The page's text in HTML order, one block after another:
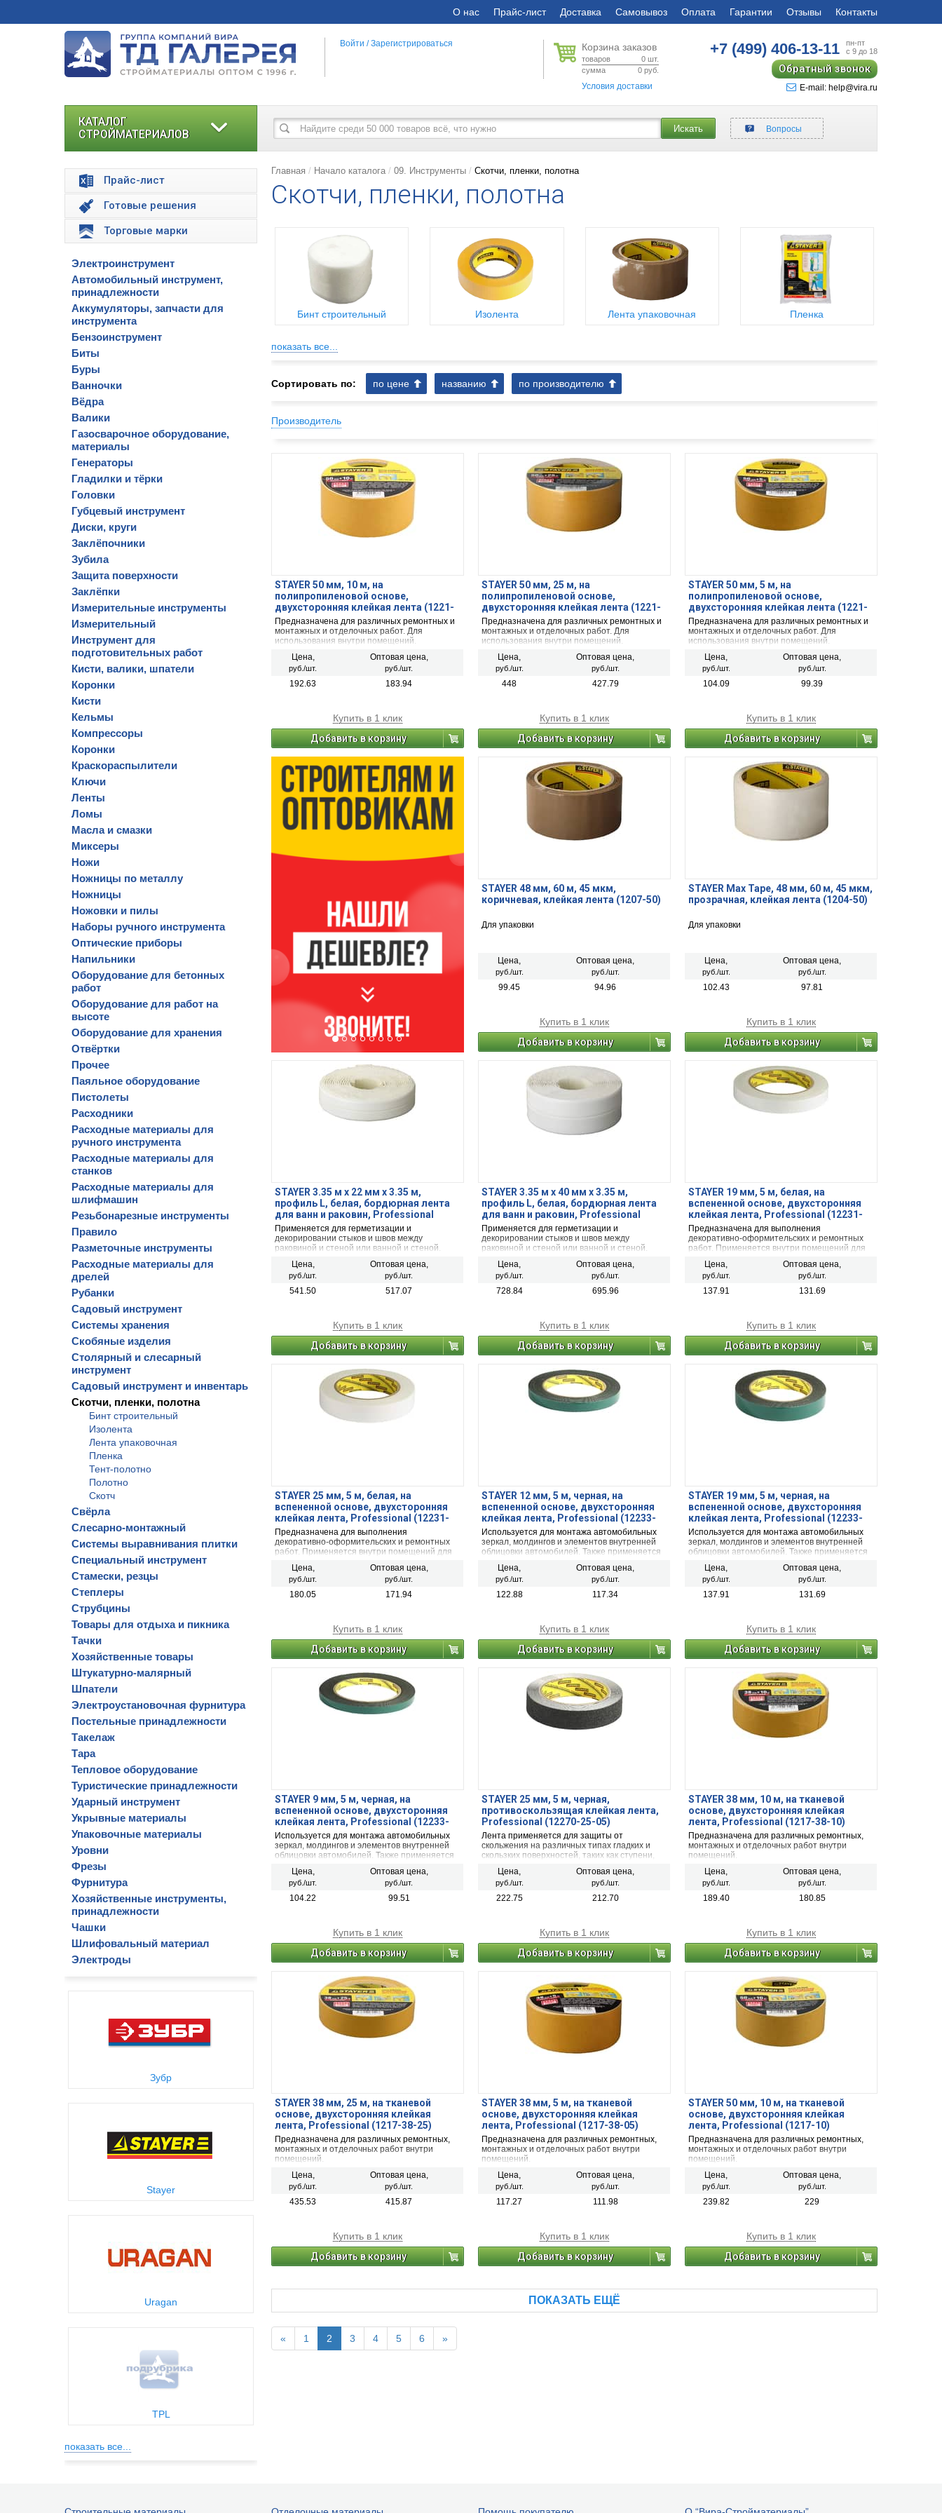
О нас Прайс-лист Доставка Самовывоз Оплата Гарантии Отзывы Контакты
Корзина заказов
товаров 0 шт.
сумма
0 руб.
Условия доставки
+7 (499)406-13-11
пн-пт
с 9 до 18
Обратный звонок
E-mail: help@vira.ru
Войти /Зарегистрироваться
КАТАЛОГ
СТРОЙМАТЕРИАЛОВ
Прайс-лист
Готовые решения
Торговые марки
Электроинструмент
Автомобильный инструмент,
принадлежности
Аккумуляторы, запчасти для
инструмента
Бензоинструмент
Биты
Буры
Ванночки
Вёдра
Валики
Газосварочное оборудование,
материалы
Генераторы
Гладилки и тёрки
Головки
Губцевый инструмент
Диски, круги
Заклёпочники
Зубила
Защита поверхности
Заклёпки
Измерительные инструменты
Измерительный
Инструмент для
подготовительных работ
Кисти, валики, шпатели
Коронки
Кисти
Кельмы
Компрессоры
Коронки
Краскораспылители
Ключи
Ленты
Ломы
Масла и смазки
Миксеры
Ножи
Ножницы по металлу
Ножницы
Ножовки и пилы
Наборы ручного инструмента
Оптические приборы
Напильники
Оборудование для бетонных
работ
Оборудование для работ на
высоте
Оборудование для хранения
Отвёртки
Прочее
Паяльное оборудование
Пистолеты
Расходники
Расходные материалы для
ручного инструмента
Расходные материалы для
станков
Расходные материалы для
шлифмашин
Резьбонарезные инструменты
Правило
Разметочные инструменты
Расходные материалы для
дрелей
Рубанки
Садовый инструмент
Системы хранения
Скобяные изделия
Столярный и слесарный
инструмент
Садовый инструмент и инвентарь
Скотчи, пленки, полотна
Бинт строительный
Изолента
Лента упаковочная
Пленка
Тент-полотно
Полотно
Скотч
Свёрла
Слесарно-монтажный
Системы выравнивания плитки
Специальный инструмент
Стамески, резцы
Степлеры
Струбцины
Товары для отдыха и пикника
Тачки
Хозяйственные товары
Штукатурно-малярный
Шпатели
Электроустановочная фурнитура
Постельные принадлежности
Такелаж
Тара
Тепловое оборудование
Туристические принадлежности
Ударный инструмент
Укрывные материалы
Упаковочные материалы
Уровни
Фрезы
Фурнитура
Хозяйственные инструменты,
принадлежности
Чашки
Шлифовальный материал
Электроды
Зубр
Stayer
Uragan
TPL
показать все...
Искать Вопросы
Главная Начало каталога 09. Инструменты Скотчи, пленки, полотна
Скотчи, пленки, полотна
Бинт строительный Изолента Лента упаковочная Пленка
показать все...
Сортировать по: по цене названию по производителю
Производитель
STAYER 50 мм, 10 м, на
полипропиленовой основе,
двухсторонняя клейкая лента (1221-
50-10)
Предназначена для различных ремонтных и
монтажных и отделочных работ. Для
использования внутри помещений.
Цена,
руб./шт.
Оптовая цена,
руб./шт.
192.63 183.94
Купить в 1 клик
Добавить в корзину
STAYER 50 мм, 25 м, на
полипропиленовой основе,
двухсторонняя клейкая лента (1221-
50-25)
Предназначена для различных ремонтных и
монтажных и отделочных работ. Для
использования внутри помещений.
Цена,
руб./шт.
Оптовая цена,
руб./шт.
448 427.79
Купить в 1 клик
Добавить в корзину
STAYER 50 мм, 5 м, на
полипропиленовой основе,
двухсторонняя клейкая лента (1221-
50-05)
Предназначена для различных ремонтных и
монтажных и отделочных работ. Для
использования внутри помещений.
Цена,
руб./шт.
Оптовая цена,
руб./шт.
104.09 99.39
Купить в 1 клик
Добавить в корзину
STAYER 48 мм, 60 м, 45 мкм,
коричневая, клейкая лента (1207-50)
Для упаковки
Цена,
руб./шт.
Оптовая цена,
руб./шт.
99.45 94.96
Купить в 1 клик
Добавить в корзину
STAYER Max Tape, 48 мм, 60 м, 45 мкм,
прозрачная, клейкая лента (1204-50)
Для упаковки
Цена,
руб./шт.
Оптовая цена,
руб./шт.
102.43 97.81
Купить в 1 клик
Добавить в корзину
STAYER 3.35 м х 22 мм х 3.35 м,
профиль L, белая, бордюрная лента
для ванн и раковин, Professional
(12341-11-11)
Применяется для герметизации и
декорировании стыков и швов между
раковиной и стеной или ванной и стеной.
Цена,
руб./шт.
Оптовая цена,
руб./шт.
541.50 517.07
Купить в 1 клик
Добавить в корзину
STAYER 3.35 м x 40 мм x 3.35 м,
профиль L, белая, бордюрная лента
для ванн и раковин, Professional
(12341-20-20)
Применяется для герметизации и
декорировании стыков и швов между
раковиной и стеной или ванной и стеной.
Цена,
руб./шт.
Оптовая цена,
руб./шт.
728.84 695.96
Купить в 1 клик
Добавить в корзину
STAYER 19 мм, 5 м, белая, на
вспененной основе, двухсторонняя
клейкая лента, Professional (12231-
19-05)
Предназначена для выполнения
декоративно-оформительских и ремонтных
работ. Применяется внутри помещений для
рамок, бордюров,табличек, плакатов и т.д.
Цена,
руб./шт.
Оптовая цена,
руб./шт.
137.91 131.69
Купить в 1 клик
Добавить в корзину
STAYER 25 мм, 5 м, белая, на
вспененной основе, двухсторонняя
клейкая лента, Professional (12231-
25-05)
Предназначена для выполнения
декоративно-оформительских и ремонтных
работ. Применяется внутри помещений для
рамок, бордюров,табличек, плакатов и т.д.
Цена,
руб./шт.
Оптовая цена,
руб./шт.
180.05 171.94
Купить в 1 клик
Добавить в корзину
STAYER 12 мм, 5 м, черная, на
вспененной основе, двухсторонняя
клейкая лента, Professional (12233-
12-05)
Используется для монтажа автомобильных
зеркал, молдингов и элементов внутренней
облицовки автомобилей. Также применяется
подверженных вибрационным нагрузкам и
сдвигам, например, настенных держателей,
вешалок и крючков.
Цена,
руб./шт.
Оптовая цена,
руб./шт.
122.88 117.34
Купить в 1 клик
Добавить в корзину
STAYER 19 мм, 5 м, черная, на
вспененной основе, двухсторонняя
клейкая лента, Professional (12233-
19-05)
Используется для монтажа автомобильных
зеркал, молдингов и элементов внутренней
облицовки автомобилей. Также применяется
подверженных вибрационным нагрузкам и
сдвигам, например, настенных держателей,
вешалок и крючков.
Цена,
руб./шт.
Оптовая цена,
руб./шт.
137.91 131.69
Купить в 1 клик
Добавить в корзину
STAYER 9 мм, 5 м, черная, на
вспененной основе, двухсторонняя
клейкая лента, Professional (12233-
09-05)
Используется для монтажа автомобильных
зеркал, молдингов и элементов внутренней
облицовки автомобилей. Также применяется
подверженных вибрационным нагрузкам и
сдвигам, например, настенных держателей,
вешалок и крючков.
Цена,
руб./шт.
Оптовая цена,
руб./шт.
104.22 99.51
Купить в 1 клик
Добавить в корзину
STAYER 25 мм, 5 м, черная,
противоскользящая клейкая лента,
Professional (12270-25-05)
Лента применяется для защиты от
скольжения на различных типах гладких и
скользких поверхностей, таких как ступени,
лакированное и окрашенное дерево и т.д.
Цена,
руб./шт.
Оптовая цена,
руб./шт.
222.75 212.70
Купить в 1 клик
Добавить в корзину
STAYER 38 мм, 10 м, на тканевой
основе, двухсторонняя клейкая
лента, Professional (1217-38-10)
Предназначена для различных ремонтных,
монтажных и отделочных работ внутри
помещений.
Цена,
руб./шт.
Оптовая цена,
руб./шт.
189.40 180.85
Купить в 1 клик
Добавить в корзину
STAYER 38 мм, 25 м, на тканевой
основе, двухсторонняя клейкая
лента, Professional (1217-38-25)
Предназначена для различных ремонтных,
монтажных и отделочных работ внутри
помещений.
Цена,
руб./шт.
Оптовая цена,
руб./шт.
435.53 415.87
Купить в 1 клик
Добавить в корзину
STAYER 38 мм, 5 м, на тканевой
основе, двухсторонняя клейкая
лента, Professional (1217-38-05)
Предназначена для различных ремонтных,
монтажных и отделочных работ внутри
помещений.
Цена,
руб./шт.
Оптовая цена,
руб./шт.
117.27 111.98
Купить в 1 клик
Добавить в корзину
STAYER 50 мм, 10 м, на тканевой
основе, двухсторонняя клейкая
лента, Professional (1217-10)
Предназначена для различных ремонтных,
монтажных и отделочных работ внутри
помещений.
Цена,
руб./шт.
Оптовая цена,
руб./шт.
239.82 229
Купить в 1 клик
Добавить в корзину
ПОКАЗАТЬ ЕЩЁ
« 1 2 3 4 5 6 »